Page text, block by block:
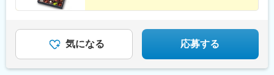
気になる 応募する